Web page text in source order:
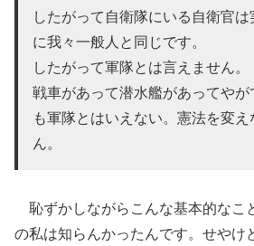
したがって自衛隊にいる自衛官
に我々一般人と同じです。
したがって軍隊とは言えません。
戦車があって潜水艦があってや
も軍隊とはいえない。憲法を変
ん。
恥ずかしながらこんな基本的なこ
の私は知らんかったんです。せやけ